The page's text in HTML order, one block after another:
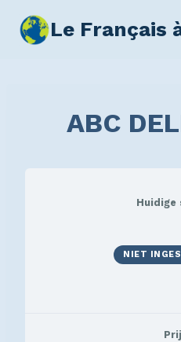
Le Français
ABC
NIET